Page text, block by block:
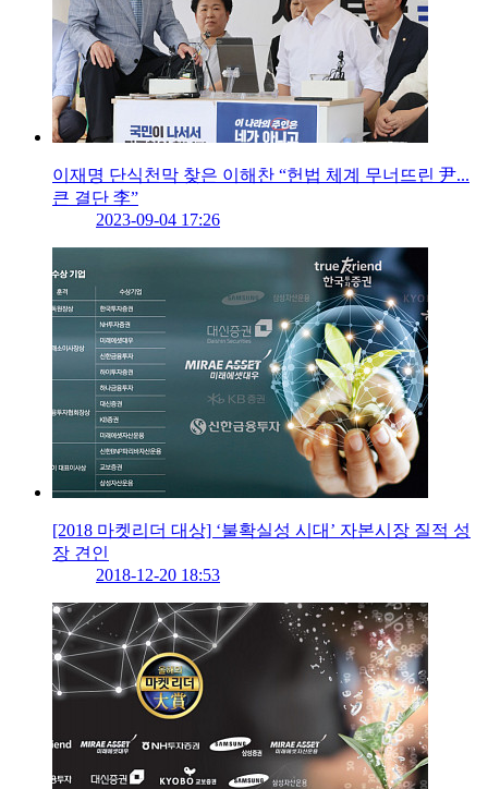
이재명 단식천막 찾은 이해찬 “헌법 체계 무너뜨린 尹...
큰 결단 李”
2023-09-04 17:26
[2018 마켓리더 대상] ‘불확실성 시대’ 자본시장 질적 성
장 견인
2018-12-20 18:53